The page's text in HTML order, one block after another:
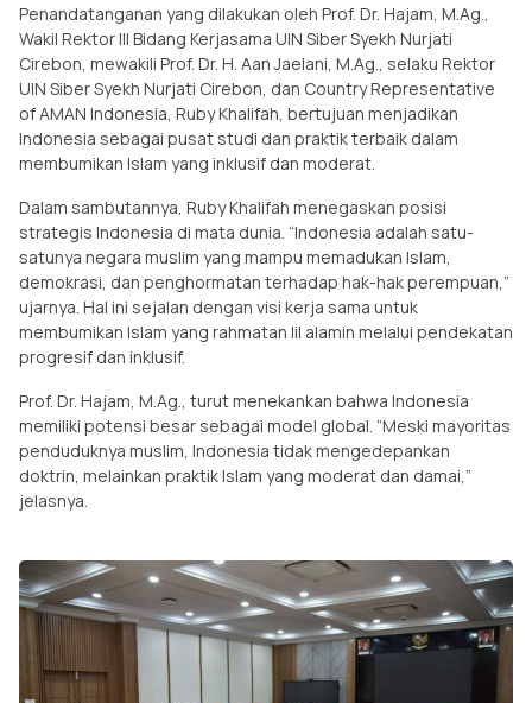
Penandatanganan yang dilakukan oleh Prof. Dr. Hajam, M.Ag.,
Wakil Rektor III Bidang Kerjasama UIN Siber Syekh Nurjati
Cirebon, mewakili Prof. Dr. H. Aan Jaelani, M.Ag., selaku Rektor
UIN Siber Syekh Nurjati Cirebon, dan Country Representative
of AMAN Indonesia, Ruby Khalifah, bertujuan menjadikan
Indonesia sebagai pusat studi dan praktik terbaik dalam
membumikan Islam yang inklusif dan moderat.
Dalam sambutannya, Ruby Khalifah menegaskan posisi
strategis Indonesia di mata dunia. “Indonesia adalah satu-
satunya negara muslim yang mampu memadukan Islam,
demokrasi, dan penghormatan terhadap hak-hak perempuan,”
ujarnya. Hal ini sejalan dengan visi kerja sama untuk
membumikan Islam yang rahmatan lil alamin melalui pendekatan
progresif dan inklusif.
Prof. Dr. Hajam, M.Ag., turut menekankan bahwa Indonesia
memiliki potensi besar sebagai model global. “Meski mayoritas
penduduknya muslim, Indonesia tidak mengedepankan
doktrin, melainkan praktik Islam yang moderat dan damai,”
jelasnya.